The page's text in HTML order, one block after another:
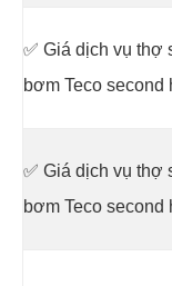
✅ Giá dịch vụ thợ
bơm Teco second
✅ Giá dịch vụ thợ
bơm Teco second